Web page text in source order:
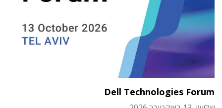
Dell Technologies Forum